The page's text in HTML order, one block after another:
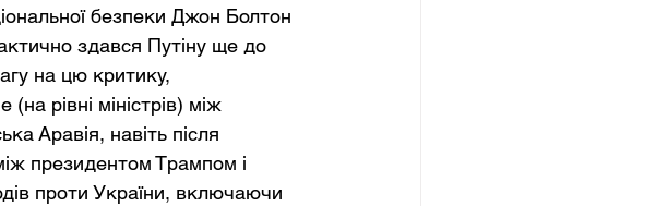
безпеки Джон Болтон
здався Путіну ще до
на цю критику,
рівні міністрів) між
Аравія, навіть після
президентом Трампом і
проти України, включаючи